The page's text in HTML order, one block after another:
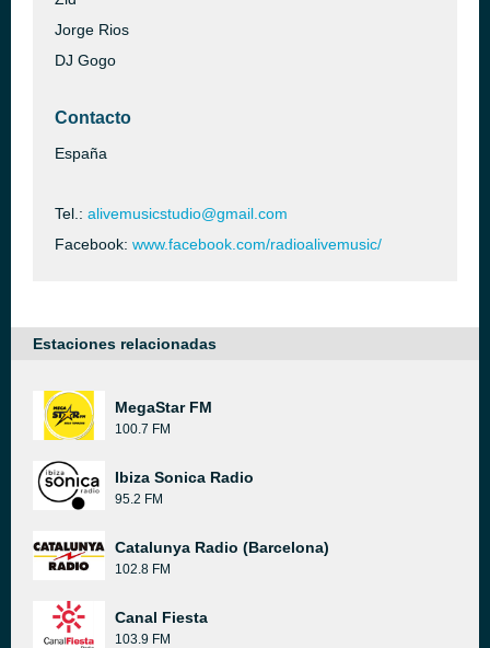
Jorge Rios
DJ Gogo
Contacto
España
Tel.: alivemusicstudio@gmail.com
Facebook: www.facebook.com/radioalivemusic/
Estaciones relacionadas
MegaStar FM
100.7 FM
Ibiza Sonica Radio
95.2 FM
Catalunya Radio (Barcelona)
102.8 FM
Canal Fiesta
103.9 FM